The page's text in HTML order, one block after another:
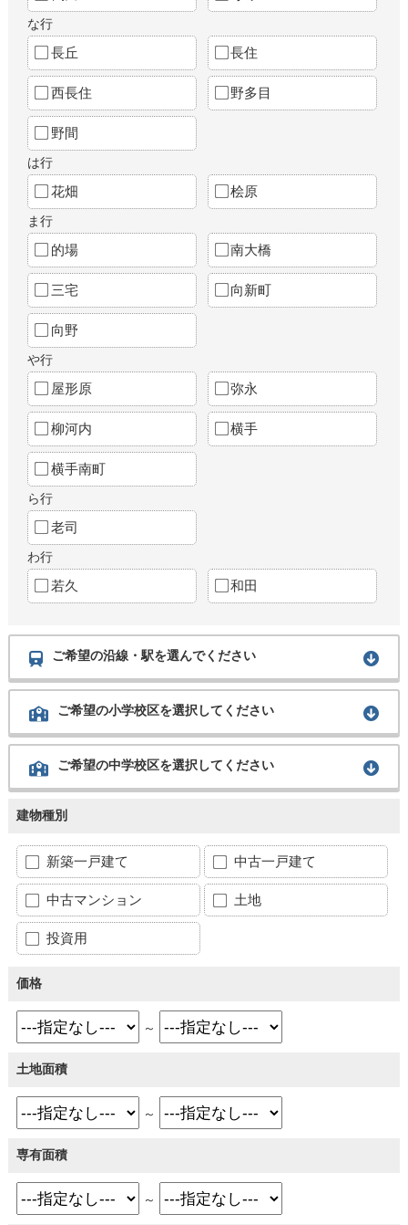
な行
長丘 長住
西長住 野多目
野間
は行
花畑 桧原
ま行
的場 南大橋
三宅 向新町
向野
や行
屋形原 弥永
柳河内 横手
横手南町
ら行
老司
わ行
若久 和田
ご希望の沿線・駅を選んでください
ご希望の小学校区を選択してください
ご希望の中学校区を選択してください
建物種別
新築一戸建て 中古一戸建て
中古マンション 土地
投資用
価格
～
土地面積
～
専有面積
～